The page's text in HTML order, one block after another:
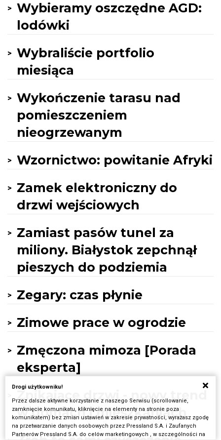
Wybieramy oszczędne AGD:
lodówki
Wybraliście portfolio
miesiąca
Wykończenie tarasu nad
pomieszczeniem
nieogrzewanym
Wzornictwo: powitanie Afryki
Zamek elektroniczny do
drzwi wejściowych
Zamiast pasów tunel za
miliony. Białystok zepchnął
pieszych do podziemia
Zegary: czas płynie
Zimowe prace w ogrodzie
Zmęczona mimoza [Porada
eksperta]
Znikające drzwi - nowy trend
w domach i mieszkaniach
Drogi użytkowniku!
Przez dalsze aktywne korzystanie z naszego Serwisu (scrollowanie,
zamknięcie komunikatu, kliknięcie na elementy na stronie poza
komunikatem) bez zmian ustawień w zakresie prywatności, wyrażasz zgodę
na przetwarzanie danych osobowych przez Pressland S.A. i Zaufanych
Partnerów Pressland S.A. do celów marketingowych , w szczególności na